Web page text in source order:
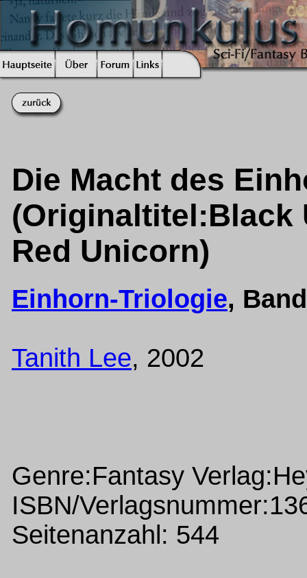
Die Macht des
(Originaltitel:Black
Red Unicorn)
Einhorn-Triologie,
Tanith Lee, 2002
Genre:Fantasy
ISBN/
Seitenanzahl: 544